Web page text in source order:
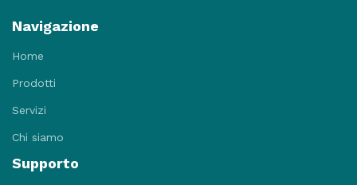
Navigazione
Home
Prodotti
Servizi
Chi siamo
Supporto